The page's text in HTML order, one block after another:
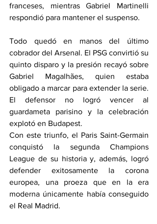
franceses, mientras Gabriel Martinelli
respondió para mantener el suspenso.
Todo quedó en manos del último
cobrador del Arsenal. El PSG convirtió su
quinto disparo y la presión recayó sobre
Gabriel Magalhães, quien estaba
obligado a marcar para extender la serie.
El defensor no logró vencer al
guardameta parisino y la celebración
explotó en Budapest.
Con este triunfo, el Paris Saint-Germain
conquistó la segunda Champions
League de su historia y, además, logró
defender exitosamente la corona
europea, una proeza que en la era
moderna únicamente había conseguido
el Real Madrid.